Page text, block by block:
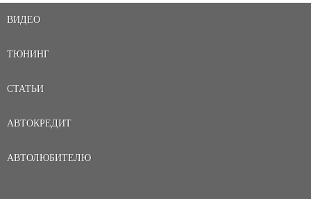
ВИДЕО
ТЮНИНГ
СТАТЬИ
АВТОКРЕДИТ
АВТОЛЮБИТЕЛЮ